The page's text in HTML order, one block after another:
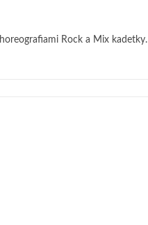
Rock a Mix kadetky.